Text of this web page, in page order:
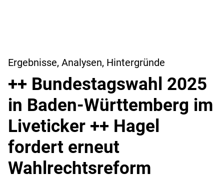
Ergebnisse, Analysen, Hintergründe
++ Bundestagswahl 2025
in Baden-Württemberg im
Liveticker ++ Hagel
fordert erneut
Wahlrechtsreform